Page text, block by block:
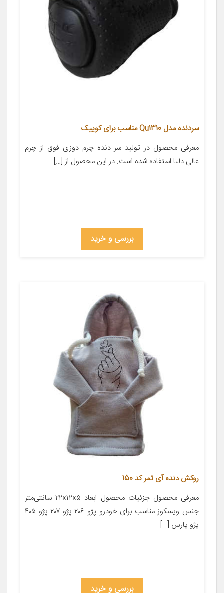
سردنده مدل Qu1310 مناسب برای کوییک
معرفی محصول در تولید سر دنده چرم دوزی فوق از چرم
عالی دلتا استفاده شده است. در این محصول از […]
بررسی و خرید
روکش دنده آی تمر کد 150
معرفی محصول جزئیات محصول ابعاد ۲۲x۱۲x۵ سانتی‌متر
جنس ویسکوز مناسب برای خودرو پژو ۲۰۶ پژو ۲۰۷ پژو ۴۰۵
پژو پارس […]
بررسی و خرید